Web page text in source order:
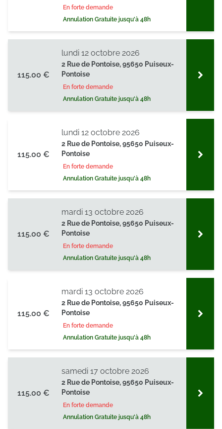
En forte demande
Annulation Gratuite jusqu'à 48h
115.00 €
2 Rue de Pontoise, 95650 Puiseux-
Pontoise
En forte demande
Annulation Gratuite jusqu'à 48h
lundi 12 octobre 2026
115.00 €
2 Rue de Pontoise, 95650 Puiseux-
Pontoise
En forte demande
Annulation Gratuite jusqu'à 48h
lundi 12 octobre 2026
115.00 €
2 Rue de Pontoise, 95650 Puiseux-
Pontoise
En forte demande
Annulation Gratuite jusqu'à 48h
mardi 13 octobre 2026
115.00 €
2 Rue de Pontoise, 95650 Puiseux-
Pontoise
En forte demande
Annulation Gratuite jusqu'à 48h
mardi 13 octobre 2026
115.00 €
2 Rue de Pontoise, 95650 Puiseux-
Pontoise
En forte demande
Annulation Gratuite jusqu'à 48h
samedi 17 octobre 2026